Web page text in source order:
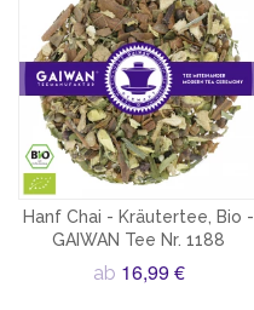
Hanf Chai - Kräutertee, Bio -
GAIWAN Tee Nr. 1188
ab 16,99 €